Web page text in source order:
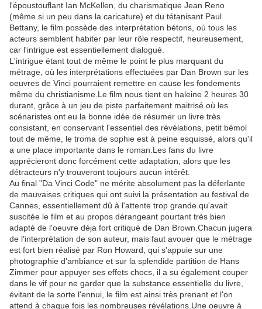
l'époustouflant Ian McKellen, du charismatique Jean Reno
(même si un peu dans la caricature) et du tétanisant Paul
Bettany, le film possède des interprétation bétons, où tous les
acteurs semblent habiter par leur rôle respectif, heureusement,
car l'intrigue est essentiellement dialogué.
L'intrigue étant tout de même le point le plus marquant du
métrage, où les interprétations effectuées par Dan Brown sur les
oeuvres de Vinci pourraient remettre en cause les fondements
même du christianisme.Le film nous tient en haleine 2 heures 30
durant, grâce à un jeu de piste parfaitement maitrisé où les
scénaristes ont eu la bonne idée de résumer un livre très
consistant, en conservant l'essentiel des révélations, petit bémol
tout de même, le troma de sophie est à peine esquissé, alors qu'il
a une place importante dans le roman.Les fans du livre
apprécieront donc forcément cette adaptation, alors que les
détracteurs n'y trouveront toujours aucun intérêt.
Au final "Da Vinci Code" ne mérite absolument pas la déferlante
de mauvaises critiques qui ont suivi la présentation au festival de
Cannes, essentiellement dû à l'attente trop grande qu'avait
suscitée le film et au propos dérangeant pourtant très bien
adapté de l'oeuvre déja fort critiqué de Dan Brown.Chacun jugera
de l'interprétation de son auteur, mais faut avouer que le métrage
est fort bien réalisé par Ron Howard, qui s'appuie sur une
photographie d'ambiance et sur la splendide partition de Hans
Zimmer pour appuyer ses effets chocs, il a su également couper
dans le vif pour ne garder que la substance essentielle du livre,
évitant de la sorte l'ennui, le film est ainsi très prenant et l'on
attend à chaque fois les nombreuses révélations.Une oeuvre à